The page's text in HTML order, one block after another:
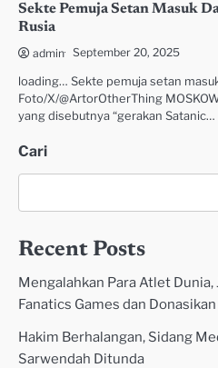
Sekte Pemuja Setan Masuk
Rusia
admin September 20, 2025
loading… Sekte pemuja setan
Foto/X/@ArtorOtherThing
yang disebutnya “gerakan Satanic…
Cari
Recent Posts
Mengalahkan Para Atlet Dunia,
Fanatics Games dan
Hakim Berhalangan, Sidang
Sarwendah Ditunda